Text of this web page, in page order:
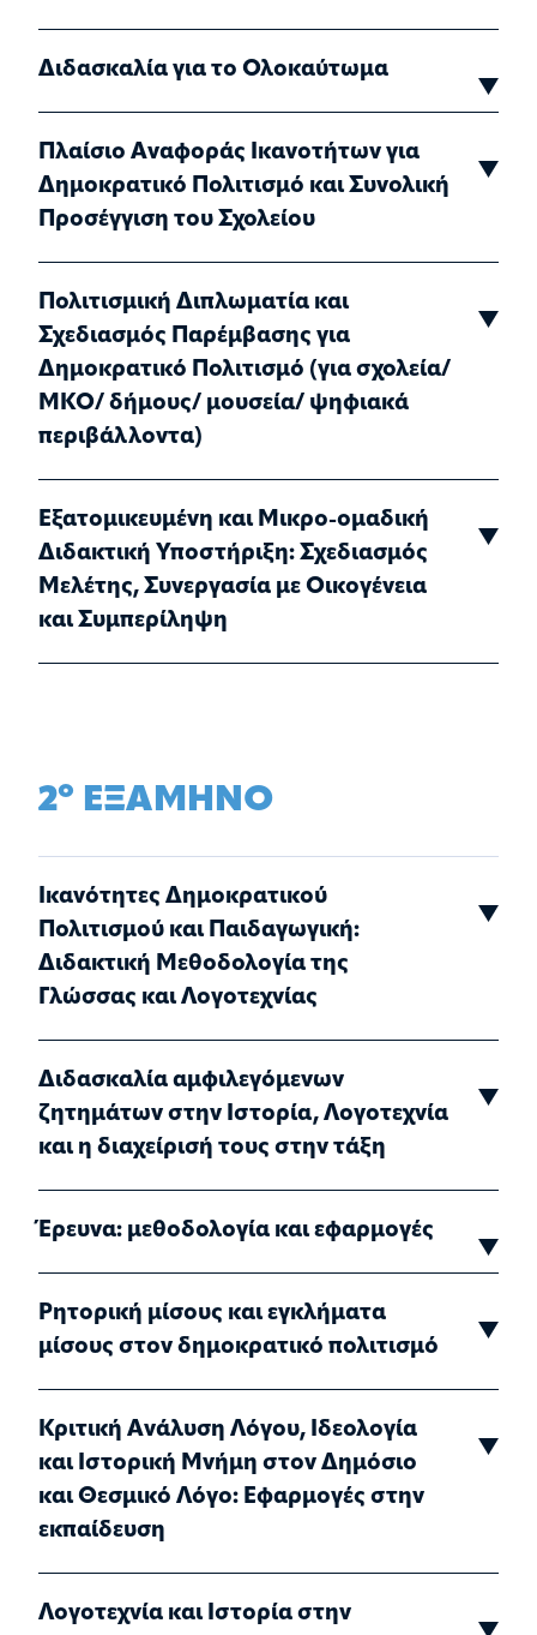
Διδασκαλία για το Ολοκαύτωμα
Πλαίσιο Αναφοράς Ικανοτήτων για
Δημοκρατικό Πολιτισμό και Συνολική
Προσέγγιση του Σχολείου
Πολιτισμική Διπλωματία και
Σχεδιασμός Παρέμβασης για
Δημοκρατικό Πολιτισμό (για σχολεία/
ΜΚΟ/ δήμους/ μουσεία/ ψηφιακά
περιβάλλοντα)
Εξατομικευμένη και Μικρο-ομαδική
Διδακτική Υποστήριξη: Σχεδιασμός
Μελέτης, Συνεργασία με Οικογένεια
και Συμπερίληψη
2ο ΕΞΑΜΗΝΟ
Ικανότητες Δημοκρατικού
Πολιτισμού και Παιδαγωγική:
Διδακτική Μεθοδολογία της
Γλώσσας και Λογοτεχνίας
Διδασκαλία αμφιλεγόμενων
ζητημάτων στην Ιστορία, Λογοτεχνία
και η διαχείρισή τους στην τάξη
Έρευνα: μεθοδολογία και εφαρμογές
Ρητορική μίσους και εγκλήματα
μίσους στον δημοκρατικό πολιτισμό
Κριτική Ανάλυση Λόγου, Ιδεολογία
και Ιστορική Μνήμη στον Δημόσιο
και Θεσμικό Λόγο: Εφαρμογές στην
εκπαίδευση
Λογοτεχνία και Ιστορία στην